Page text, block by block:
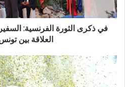
في ذكرى الثورة الفرنسية:
العلاقة بين